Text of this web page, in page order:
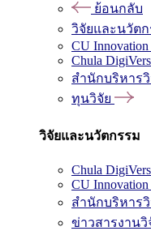
ย้อนกลับ
วิจัยและนวัตก
CU
Chula
สำนักบริหาร
ทุนวิจัย
วิจัยและนวัตกรรม
Chula
CU
สำนักบริหาร
ข่าวสารงาน